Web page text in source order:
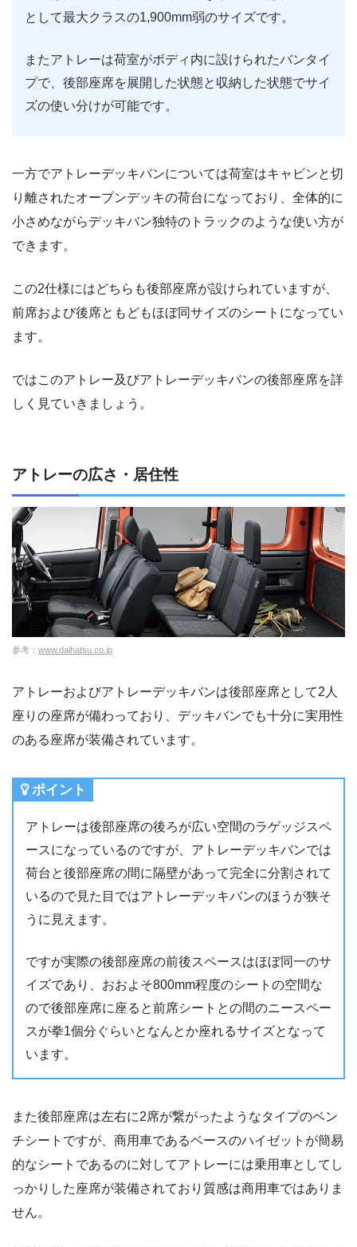
として最大クラスの1,900mm弱のサイズです。
またアトレーは荷室がボディ内に設けられたバンタイ
プで、後部座席を展開した状態と収納した状態でサイ
ズの使い分けが可能です。
一方でアトレーデッキバンについては荷室はキャビンと切
り離されたオープンデッキの荷台になっており、全体的に
小さめながらデッキバン独特のトラックのような使い方が
できます。
この2仕様にはどちらも後部座席が設けられていますが、
前席および後席ともどもほぼ同サイズのシートになってい
ます。
ではこのアトレー及びアトレーデッキバンの後部座席を詳
しく見ていきましょう。
アトレーの広さ・居住性
参考： www.daihatsu.co.jp
アトレーおよびアトレーデッキバンは後部座席として2人
座りの座席が備わっており、デッキバンでも十分に実用性
のある座席が装備されています。
ポイント
アトレーは後部座席の後ろが広い空間のラゲッジスペ
ースになっているのですが、アトレーデッキバンでは
荷台と後部座席の間に隔壁があって完全に分割されて
いるので見た目ではアトレーデッキバンのほうが狭そ
うに見えます。
ですが実際の後部座席の前後スペースはほぼ同一のサ
イズであり、おおよそ800mm程度のシートの空間な
ので後部座席に座ると前席シートとの間のニースペー
スが拳1個分ぐらいとなんとか座れるサイズとなって
います。
また後部座席は左右に2席が繋がったようなタイプのベン
チシートですが、商用車であるベースのハイゼットが簡易
的なシートであるのに対してアトレーには乗用車としてし
っかりした座席が装備されており質感は商用車ではありま
せん。